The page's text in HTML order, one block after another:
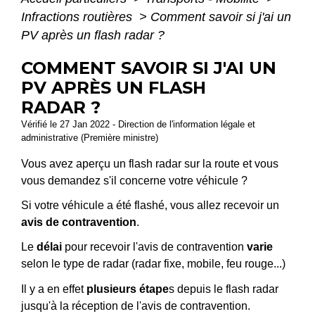
Infractions routières > Comment savoir si j'ai un
PV après un flash radar ?
COMMENT SAVOIR SI J'AI UN
PV APRÈS UN FLASH
RADAR ?
Vérifié le 27 Jan 2022 - Direction de l'information légale et
administrative (Première ministre)
Vous avez aperçu un flash radar sur la route et vous
vous demandez s'il concerne votre véhicule ?
Si votre véhicule a été flashé, vous allez recevoir un
avis de contravention.
Le délai pour recevoir l'avis de contravention varie
selon le type de radar (radar fixe, mobile, feu rouge...)
Il y a en effet plusieurs étapes depuis le flash radar
jusqu'à la réception de l'avis de contravention.